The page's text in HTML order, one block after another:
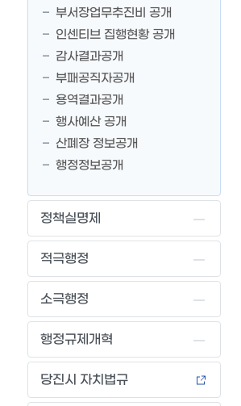
부서장업무추진비 공개
인센티브 집행현황 공개
감사결과공개
부패공직자공개
용역결과공개
행사예산 공개
산폐장 정보공개
행정정보공개
정책실명제
적극행정
소극행정
행정규제개혁
당진시 자치법규